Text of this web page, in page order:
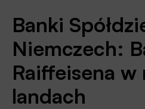
Banki
Niemczech:
Raiffeisena w
landach